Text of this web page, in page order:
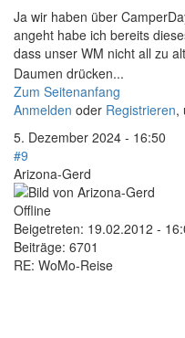
Ja wir haben über
angeht habe ich bereits
dass unser WM nicht all zu
Daumen drücken...
Zum Seitenanfang
Anmelden oder Registrieren,
5. Dezember 2024 - 16:50
#9
Arizona-Gerd
Offline
Beigetreten: 19.02.2012 -
Beiträge: 6701
RE: WoMo-Reise